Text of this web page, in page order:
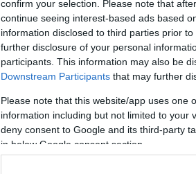
confirm your selection. Please note that
continue seeing interest-based ads based
information disclosed to third parties prior
further disclosure of your personal
participants. This information may also be
Downstream Participants that may further
Please note that this website/app uses one
information including but not limited to your
deny consent to Google and its third-party
in below Google consent section.
μπορεί να πάει
Συνταγές|
Εύκολο
ντομάτες και